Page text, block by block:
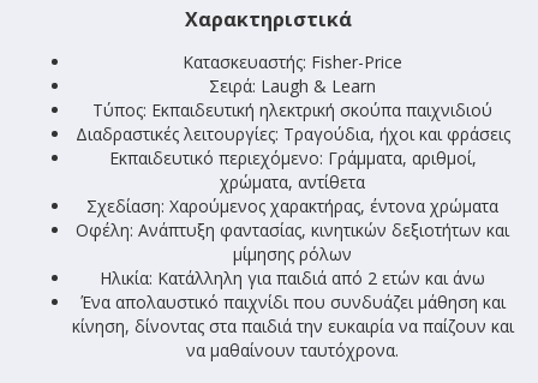
Χαρακτηριστικά
Κατασκευαστής: Fisher-Price
Σειρά: Laugh & Learn
Τύπος: Εκπαιδευτική ηλεκτρική σκούπα παιχνιδιού
Διαδραστικές λειτουργίες: Τραγούδια, ήχοι και φράσεις
Εκπαιδευτικό περιεχόμενο: Γράμματα, αριθμοί,
χρώματα, αντίθετα
Σχεδίαση: Χαρούμενος χαρακτήρας, έντονα χρώματα
Οφέλη: Ανάπτυξη φαντασίας, κινητικών δεξιοτήτων και
μίμησης ρόλων
Ηλικία: Κατάλληλη για παιδιά από 2 ετών και άνω
Ένα απολαυστικό παιχνίδι που συνδυάζει μάθηση και
κίνηση, δίνοντας στα παιδιά την ευκαιρία να παίζουν και
να μαθαίνουν ταυτόχρονα.